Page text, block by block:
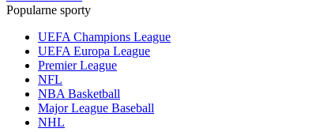
Popularne sporty
UEFA Champions League
UEFA Europa League
Premier League
NFL
NBA Basketball
Major League Baseball
NHL